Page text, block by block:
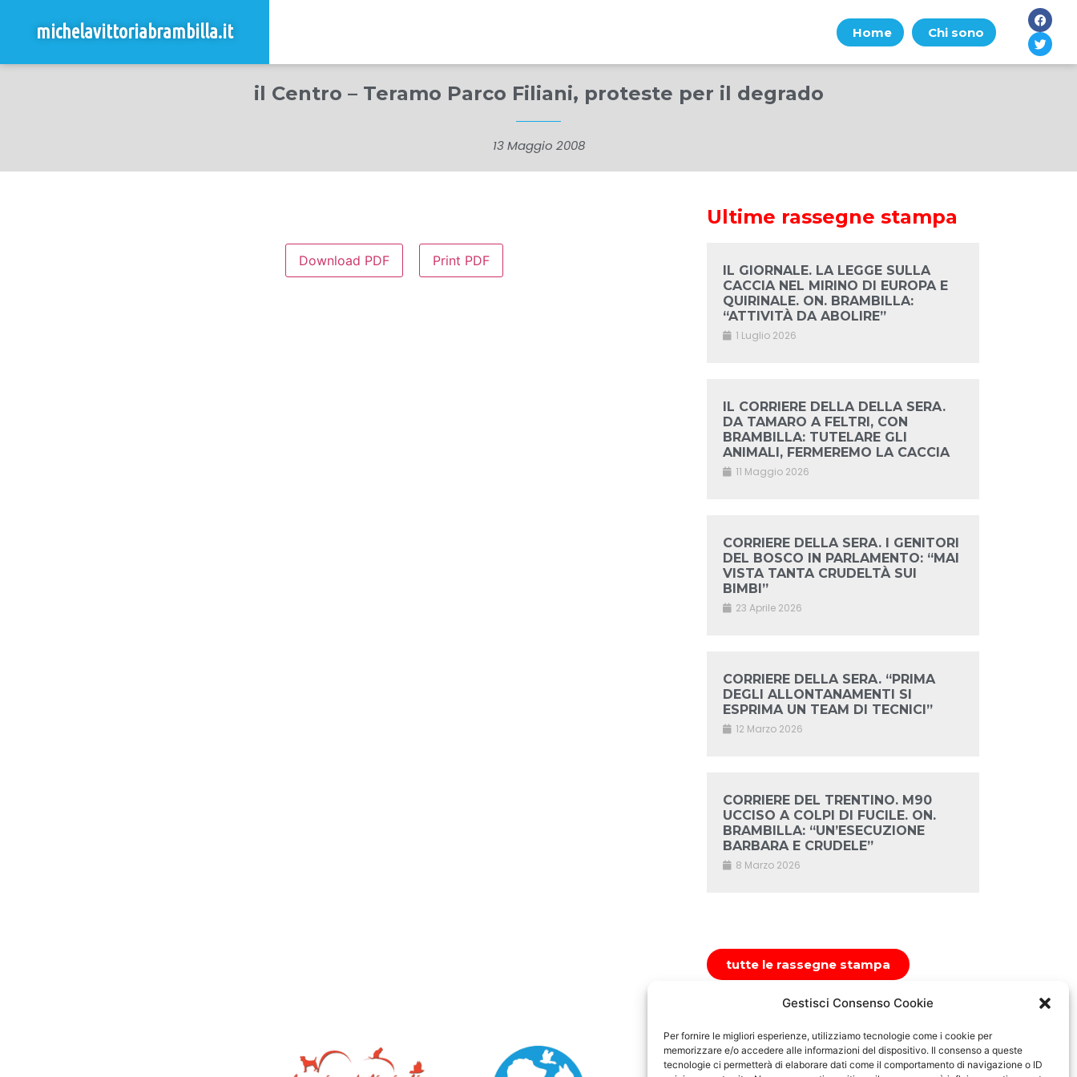
Gestisci Consenso Cookie
Per fornire le migliori esperienze, utilizziamo tecnologie come i cookie per
memorizzare e/o accedere alle informazioni del dispositivo. Il consenso a queste
tecnologie ci permetterà di elaborare dati come il comportamento di navigazione o ID
michelavittoriabrambilla.it Home Chi sono
il Centro – Teramo Parco Filiani, proteste per il degrado
13 Maggio 2008
Download PDF Print PDF
Ultime rassegne stampa
IL GIORNALE. LA LEGGE SULLA
CACCIA NEL MIRINO DI EUROPA E
QUIRINALE. ON. BRAMBILLA:
“ATTIVITÀ DA ABOLIRE”
1 Luglio 2026
IL CORRIERE DELLA DELLA SERA.
DA TAMARO A FELTRI, CON
BRAMBILLA: TUTELARE GLI
ANIMALI, FERMEREMO LA CACCIA
11 Maggio 2026
CORRIERE DELLA SERA. I GENITORI
DEL BOSCO IN PARLAMENTO: “MAI
VISTA TANTA CRUDELTÀ SUI
BIMBI”
23 Aprile 2026
CORRIERE DELLA SERA. “PRIMA
DEGLI ALLONTANAMENTI SI
ESPRIMA UN TEAM DI TECNICI”
12 Marzo 2026
CORRIERE DEL TRENTINO. M90
UCCISO A COLPI DI FUCILE. ON.
BRAMBILLA: “UN’ESECUZIONE
BARBARA E CRUDELE”
8 Marzo 2026
tutte le rassegne stampa